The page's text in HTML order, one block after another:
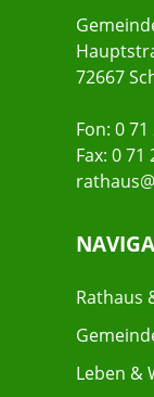
72667
Fon: 0
Fax: 0 71
Rathaus
Leben &